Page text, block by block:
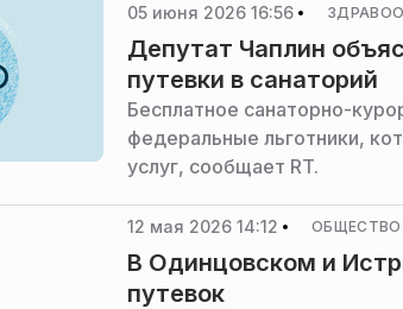
05 июня 2026 16:56
Депутат Чаплин
путевки в санаторий
Бесплатное санаторно-
федеральные льготники,
услуг, сообщает RT.
12 мая 2026 14:12 ОБЩЕСТВО
В Одинцовском и
путевок